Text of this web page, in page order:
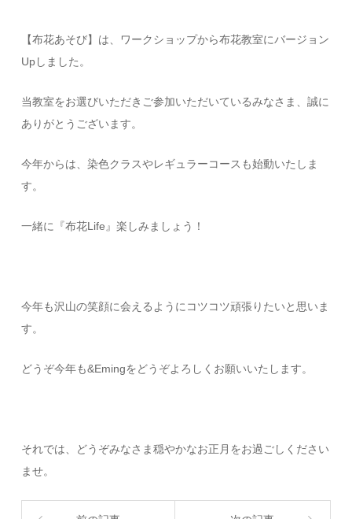
【布花あそび】は、ワークショップから布花教室にバージョン
Upしました。
当教室をお選びいただきご参加いただいているみなさま、誠に
ありがとうございます。
今年からは、染色クラスやレギュラーコースも始動いたしま
す。
一緒に『布花Life』楽しみましょう！
今年も沢山の笑顔に会えるようにコツコツ頑張りたいと思いま
す。
どうぞ今年も&Emingをどうぞよろしくお願いいたします。
それでは、どうぞみなさま穏やかなお正月をお過ごしください
ませ。